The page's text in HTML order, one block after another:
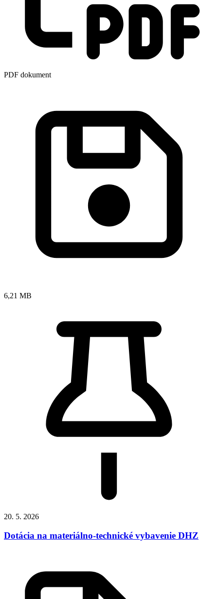
PDF dokument
6,21 MB
20. 5. 2026
Dotácia na materiálno-technické vybavenie DHZ